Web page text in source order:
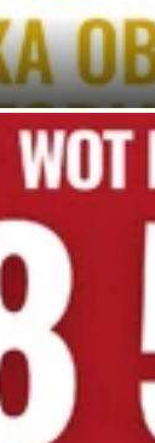
liczą już ponad